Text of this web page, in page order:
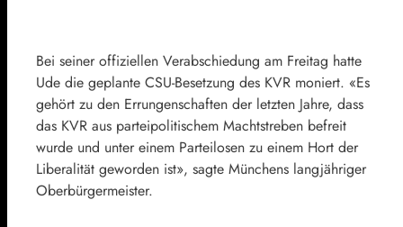
Bei seiner offiziellen Verabschiedung am Freitag hatte
Ude die geplante CSU-Besetzung des KVR moniert. «Es
gehört zu den Errungenschaften der letzten Jahre, dass
das KVR aus parteipolitischem Machtstreben befreit
wurde und unter einem Parteilosen zu einem Hort der
Liberalität geworden ist», sagte Münchens langjähriger
Oberbürgermeister.